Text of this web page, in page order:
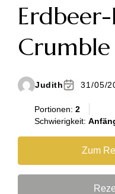
Crumble
Judith 31/05/
Portionen: 2
Schwierigkeit:
Zum